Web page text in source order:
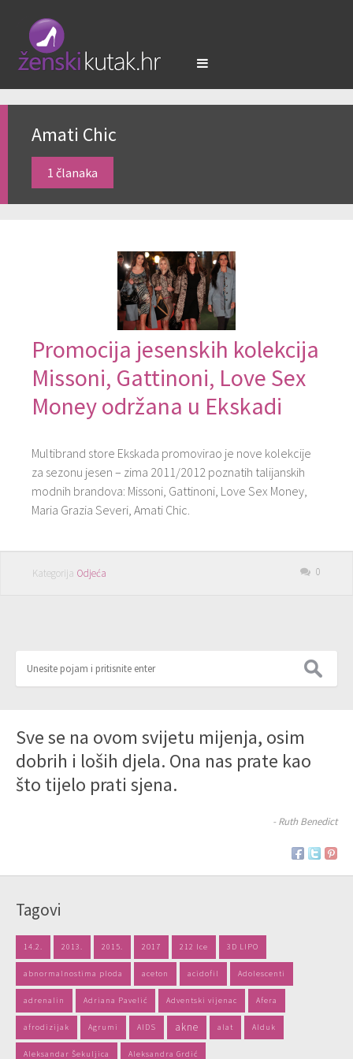
Amati Chic
1 članaka
Promocija jesenskih kolekcija
Missoni, Gattinoni, Love Sex
Money održana u Ekskadi
Multibrand store Ekskada promovirao je nove kolekcije
za sezonu jesen – zima 2011/2012 poznatih talijanskih
modnih brandova: Missoni, Gattinoni, Love Sex Money,
Maria Grazia Severi, Amati Chic.
Kategorija Odjeća 0
Sve se na ovom svijetu mijenja, osim
dobrih i loših djela. Ona nas prate kao
što tijelo prati sjena.
- Ruth Benedict
Tagovi
14.2. 2013. 2015. 2017 212 Ice 3D LIPO
abnormalnostima ploda aceton acidofil Adolescenti
adrenalin Adriana Pavelić Adventski vijenac Afera
afrodizijak Agrumi AIDS akne alat Alduk
Aleksandar Šekuljica Aleksandra Grdić